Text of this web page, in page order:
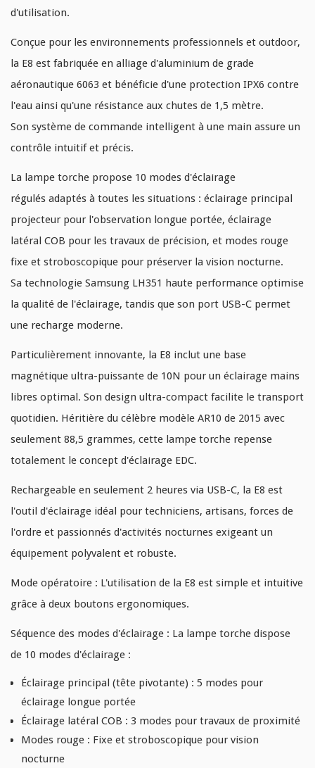
d'utilisation.
Conçue pour les environnements professionnels et outdoor,
la E8 est fabriquée en alliage d'aluminium de grade
aéronautique 6063 et bénéficie d'une protection IPX6 contre
l'eau ainsi qu'une résistance aux chutes de 1,5 mètre.
Son système de commande intelligent à une main assure un
contrôle intuitif et précis.
La lampe torche propose 10 modes d'éclairage
régulés adaptés à toutes les situations : éclairage principal
projecteur pour l'observation longue portée, éclairage
latéral COB pour les travaux de précision, et modes rouge
fixe et stroboscopique pour préserver la vision nocturne.
Sa technologie Samsung LH351 haute performance optimise
la qualité de l'éclairage, tandis que son port USB-C permet
une recharge moderne.
Particulièrement innovante, la E8 inclut une base
magnétique ultra-puissante de 10N pour un éclairage mains
libres optimal. Son design ultra-compact facilite le transport
quotidien. Héritière du célèbre modèle AR10 de 2015 avec
seulement 88,5 grammes, cette lampe torche repense
totalement le concept d'éclairage EDC.
Rechargeable en seulement 2 heures via USB-C, la E8 est
l'outil d'éclairage idéal pour techniciens, artisans, forces de
l'ordre et passionnés d'activités nocturnes exigeant un
équipement polyvalent et robuste.
Mode opératoire : L'utilisation de la E8 est simple et intuitive
grâce à deux boutons ergonomiques.
Séquence des modes d'éclairage : La lampe torche dispose
de 10 modes d'éclairage :
Éclairage principal (tête pivotante) : 5 modes pour
éclairage longue portée
Éclairage latéral COB : 3 modes pour travaux de proximité
Modes rouge : Fixe et stroboscopique pour vision
nocturne